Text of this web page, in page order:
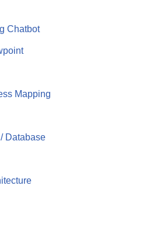
Chatbot
Mapping
Database